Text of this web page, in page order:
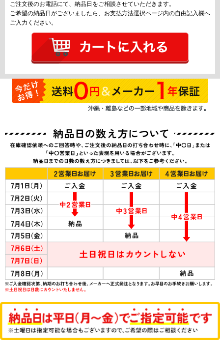
ご注文後のお電話にて、納品日をご相談させていただきます。
ご希望の納品日がございましたら、お支払方法選択ページ内の自由記入欄へ
ご入力ください。